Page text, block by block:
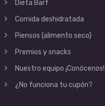
Dieta Barf
Comida deshidratada
Piensos (alimento seco)
Premios y snacks
Nuestro equipo ¡Conócenos!
¿No funciona tu cupón?